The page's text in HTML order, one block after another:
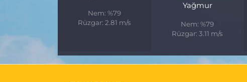
Nem: %79
Rüzgar: 2.81 m/s
Yağmur
Nem: %79
Rüzgar: 3.11 m/s